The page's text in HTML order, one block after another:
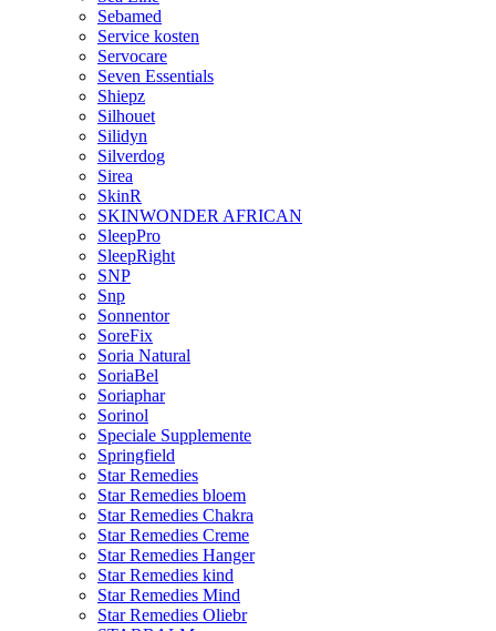
Sebamed
Service kosten
Servocare
Seven Essentials
Shiepz
Silhouet
Silidyn
Silverdog
Sirea
SkinR
SKINWONDER AFRICAN
SleepPro
SleepRight
SNP
Snp
Sonnentor
SoreFix
Soria Natural
SoriaBel
Soriaphar
Sorinol
Speciale Supplemente
Springfield
Star Remedies
Star Remedies bloem
Star Remedies Chakra
Star Remedies Creme
Star Remedies Hanger
Star Remedies kind
Star Remedies Mind
Star Remedies Oliebr